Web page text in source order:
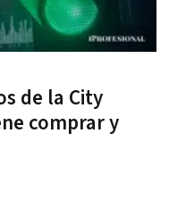
de la City
comprar y